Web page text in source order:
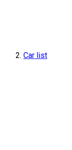
Car list